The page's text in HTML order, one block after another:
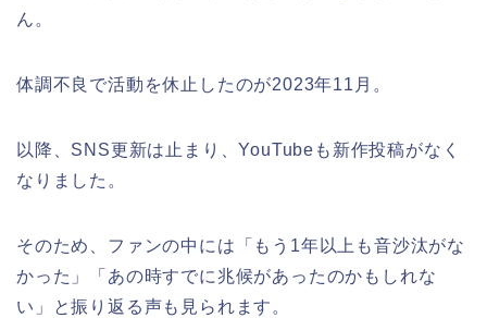
ん。
体調不良で活動を休止したのが2023年11月。
以降、SNS更新は止まり、YouTubeも新作投稿がなく
なりました。
そのため、ファンの中には「もう1年以上も音沙汰がな
かった」「あの時すでに兆候があったのかもしれな
い」と振り返る声も見られます。